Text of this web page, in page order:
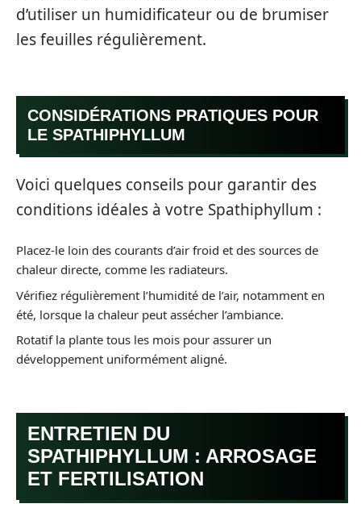
d’utiliser un humidificateur ou de brumiser
les feuilles régulièrement.
CONSIDÉRATIONS PRATIQUES POUR
LE SPATHIPHYLLUM
Voici quelques conseils pour garantir des
conditions idéales à votre Spathiphyllum :
Placez-le loin des courants d’air froid et des sources de
chaleur directe, comme les radiateurs.
Vérifiez régulièrement l’humidité de l’air, notamment en
été, lorsque la chaleur peut assécher l’ambiance.
Rotatif la plante tous les mois pour assurer un
développement uniformément aligné.
ENTRETIEN DU
SPATHIPHYLLUM : ARROSAGE
ET FERTILISATION